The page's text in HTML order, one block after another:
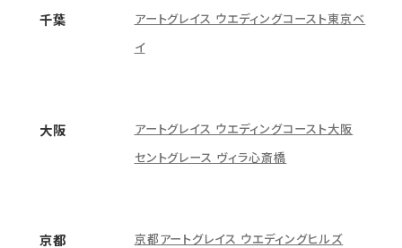
千葉
アートグレイス ウエディングコースト東京ベ
イ
大阪
アートグレイス ウエディングコースト大阪
セントグレース ヴィラ心斎橋
京都 京都アートグレイス ウエディングヒルズ